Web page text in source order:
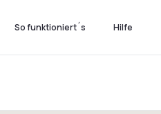
So funktioniert´s Hilfe